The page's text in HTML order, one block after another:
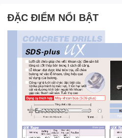
ĐẶC ĐIỂM NỔI BẬT